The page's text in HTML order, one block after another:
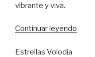
vibrante y viva.
Continuar leyendo
Estrellas Volodia